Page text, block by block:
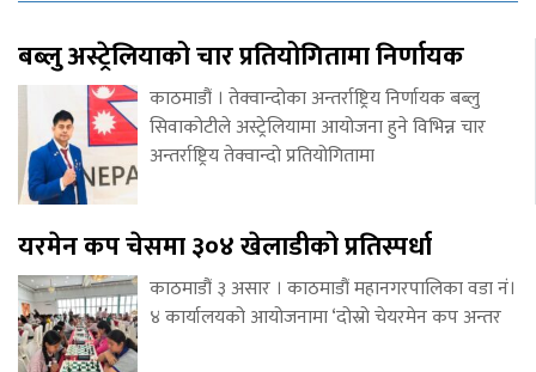
बब्लु अस्ट्रेलियाको चार प्रतियोगितामा निर्णायक
काठमाडौं । तेक्वान्दोका अन्तर्राष्ट्रिय निर्णायक बब्लु
सिवाकोटीले अस्ट्रेलियामा आयोजना हुने विभिन्न चार
अन्तर्राष्ट्रिय तेक्वान्दो प्रतियोगितामा
यरमेन कप चेसमा ३०४ खेलाडीको प्रतिस्पर्धा
काठमाडौं ३ असार । काठमाडौं महानगरपालिका वडा नं।
४ कार्यालयको आयोजनामा ‘दोस्रो चेयरमेन कप अन्तर